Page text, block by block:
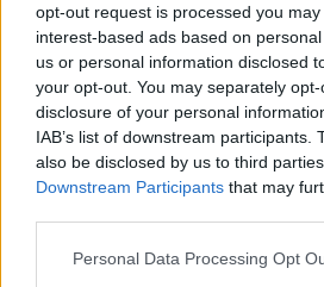
opt-out request is processed you
interest-based ads based on
us or personal information disclosed
your opt-out. You may separately
disclosure of your personal
IAB’s list of downstream participants.
also be disclosed by us to third
Downstream Participants that may
Please note that this website/app
Personal Data Processing Opt